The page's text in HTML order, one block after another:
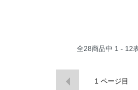
全28商品中 1 - 12
1 ページ目